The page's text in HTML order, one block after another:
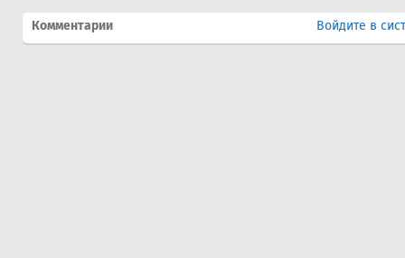
Комментарии Войдите в